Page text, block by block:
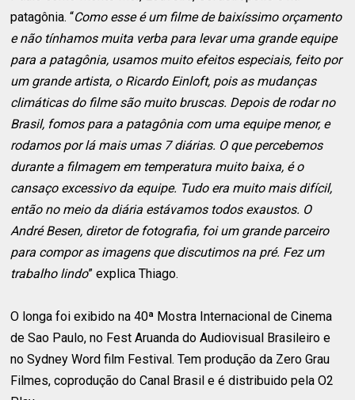
patagônia. “Como esse é um filme de baixíssimo orçamento
e não tínhamos muita verba para levar uma grande equipe
para a patagônia, usamos muito efeitos especiais, feito por
um grande artista, o Ricardo Einloft, pois as mudanças
climáticas do filme são muito bruscas. Depois de rodar no
Brasil, fomos para a patagônia com uma equipe menor, e
rodamos por lá mais umas 7 diárias. O que percebemos
durante a filmagem em temperatura muito baixa, é o
cansaço excessivo da equipe. Tudo era muito mais difícil,
então no meio da diária estávamos todos exaustos. O
André Besen, diretor de fotografia, foi um grande parceiro
para compor as imagens que discutimos na pré. Fez um
trabalho lindo” explica Thiago.
O longa foi exibido na 40ª Mostra Internacional de Cinema
de Sao Paulo, no Fest Aruanda do Audiovisual Brasileiro e
no Sydney Word film Festival. Tem produção da Zero Grau
Filmes, coprodução do Canal Brasil e é distribuido pela O2